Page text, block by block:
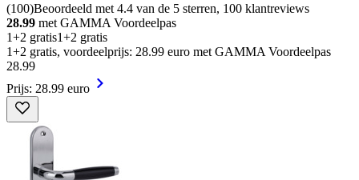
(100)Beoordeeld met 4.4 van de 5 sterren, 100 klantreviews
28.99 met GAMMA Voordeelpas
1+2 gratis1+2 gratis
1+2 gratis, voordeelprijs: 28.99 euro met GAMMA Voordeelpas
28.99
Prijs: 28.99 euro